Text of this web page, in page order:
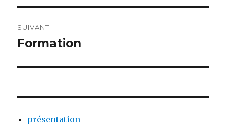
SUIVANT
Article
Formation
présentation